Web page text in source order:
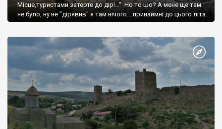
Місце,туристами затерте до дір!..." Но то шо? А мене ще там
не було, ну не "дірявив" я там нічого... принаймні до цього літа.